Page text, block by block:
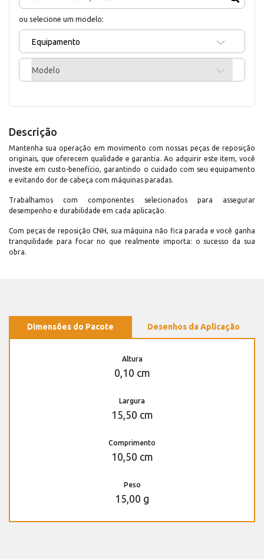
ou selecione um modelo:
Equipamento
Modelo
Descrição
Mantenha sua operação em movimento com nossas peças de reposição
originais, que oferecem qualidade e garantia. Ao adquirir este item, você
investe em custo-benefício, garantindo o cuidado com seu equipamento
e evitando dor de cabeça com máquinas paradas.
Trabalhamos com componentes selecionados para assegurar
desempenho e durabilidade em cada aplicação.
Com peças de reposição CNH, sua máquina não fica parada e você ganha
tranquilidade para focar no que realmente importa: o sucesso da sua
obra.
Dimensões do Pacote Desenhos da Aplicação
Altura
0,10 cm
Largura
15,50 cm
Comprimento
10,50 cm
Peso
15,00 g